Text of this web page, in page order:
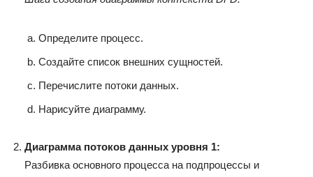
Определите процесс.
Создайте список внешних сущностей.
Перечислите потоки данных.
Нарисуйте диаграмму.
Диаграмма потоков данных уровня 1:
Разбивка основного процесса на подпроцессы и